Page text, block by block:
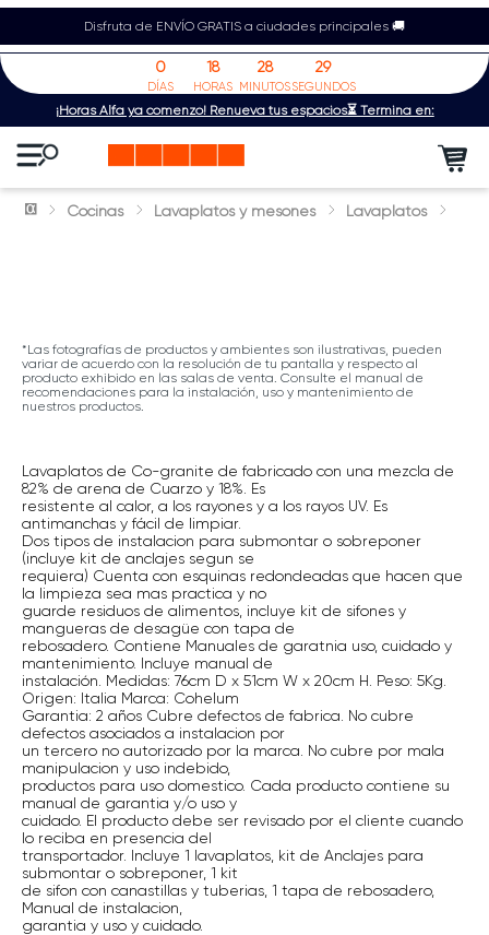
Disfruta de ENVÍO GRATIS a ciudades principales 🚚
¡Horas Alfa ya comenzó! Renueva tus espacios⏳ Termina en:
0
DÍAS
18
HORAS
28
MINUTOS
29
SEGUNDOS
Cocinas Lavaplatos y mesones Lavaplatos
*Las fotografías de productos y ambientes son ilustrativas, pueden
variar de acuerdo con la resolución de tu pantalla y respecto al
producto exhibido en las salas de venta. Consulte el manual de
recomendaciones para la instalación, uso y mantenimiento de
nuestros productos.
Lavaplatos de Co-granite de fabricado con una mezcla de
82% de arena de Cuarzo y 18%. Es
resistente al calor, a los rayones y a los rayos UV. Es
antimanchas y fácil de limpiar.
Dos tipos de instalacion para submontar o sobreponer
(incluye kit de anclajes segun se
requiera) Cuenta con esquinas redondeadas que hacen que
la limpieza sea mas practica y no
guarde residuos de alimentos, incluye kit de sifones y
mangueras de desagüe con tapa de
rebosadero. Contiene Manuales de garatnia uso, cuidado y
mantenimiento. Incluye manual de
instalación. Medidas: 76cm D x 51cm W x 20cm H. Peso: 5Kg.
Origen: Italia Marca: Cohelum
Garantia: 2 años Cubre defectos de fabrica. No cubre
defectos asociados a instalacion por
un tercero no autorizado por la marca. No cubre por mala
manipulacion y uso indebido,
productos para uso domestico. Cada producto contiene su
manual de garantia y/o uso y
cuidado. El producto debe ser revisado por el cliente cuando
lo reciba en presencia del
transportador. Incluye 1 lavaplatos, kit de Anclajes para
submontar o sobreponer, 1 kit
de sifon con canastillas y tuberias, 1 tapa de rebosadero,
Manual de instalacion,
garantia y uso y cuidado.